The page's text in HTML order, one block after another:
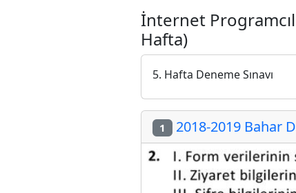
İnternet
Hafta)
5. Hafta Deneme Sınavı
1 2018-2019 Bahar